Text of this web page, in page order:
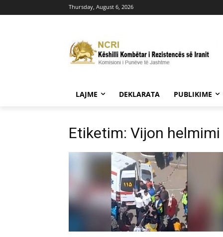
Thursday, August 6, 2026
LAJME DEKLARATA PUBLIKIME
Etiketim: Vijon